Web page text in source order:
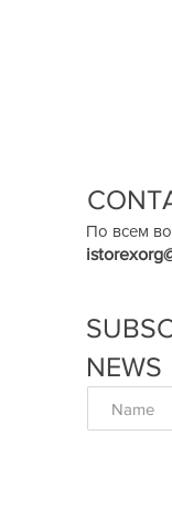
По всем
NEWS